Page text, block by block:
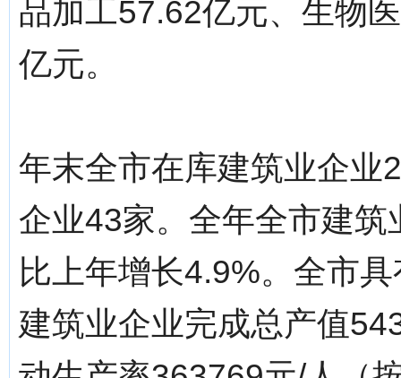
品加工57.62亿元、生物
亿元。
年末全市在库建筑业企业
企业43家。全年全市建
比上年增长4.9%。全市
建筑业企业完成总产值